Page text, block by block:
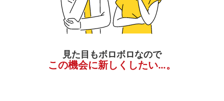
見た目もボロボロなので
この機会に新しくしたい…。